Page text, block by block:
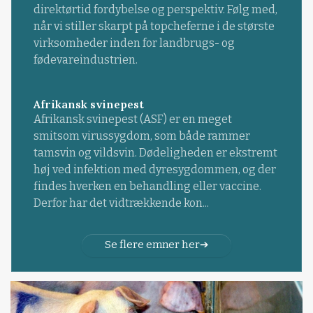
direktørtid fordybelse og perspektiv. Følg med,
når vi stiller skarpt på topcheferne i de største
virksomheder inden for landbrugs- og
fødevareindustrien.
Afrikansk svinepest
Afrikansk svinepest (ASF) er en meget
smitsom virussygdom, som både rammer
tamsvin og vildsvin. Dødeligheden er ekstremt
høj ved infektion med dyresygdommen, og der
findes hverken en behandling eller vaccine.
Derfor har det vidtrækkende kon...
Se flere emner her